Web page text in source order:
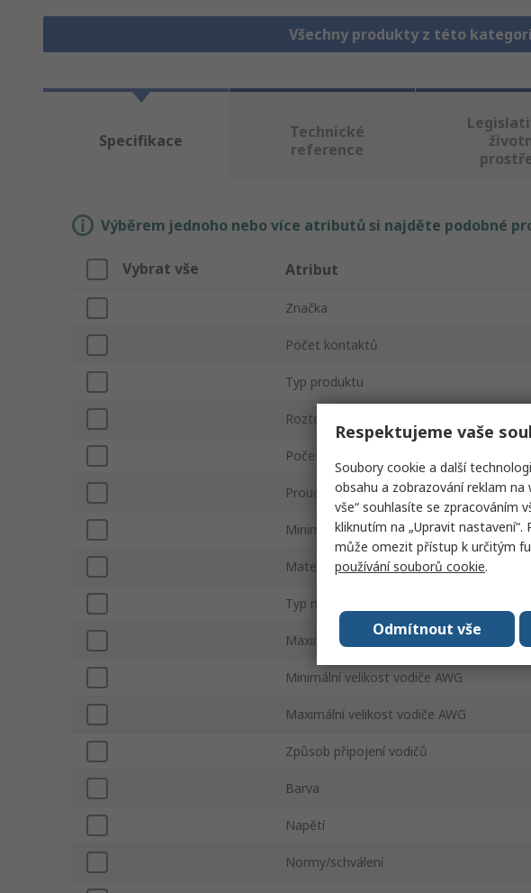
Všechny produkty z této
Specifikace
Technické
reference
Výběrem jednoho nebo více atributů si najděte podobné
Vybrat vše Atribut
Značka
Počet kontaktů
Typ produktu
Rozteč
Počet řad
Proud
Minimální velikost vodiče mm²
Materiál pouzdra
Typ montáže
Maximální velikost vodiče mm²
Minimální velikost vodiče AWG
Maximální velikost vodiče AWG
Způsob připojení vodičů
Barva
Napětí
Normy/schválení
Respektujeme vaše
Soubory cookie a další
obsahu a zobrazování reklam
vše“ souhlasíte se zpracováním
kliknutím na „Upravit
může omezit přístup k určitým
používání souborů cookie.
Odmítnout vše